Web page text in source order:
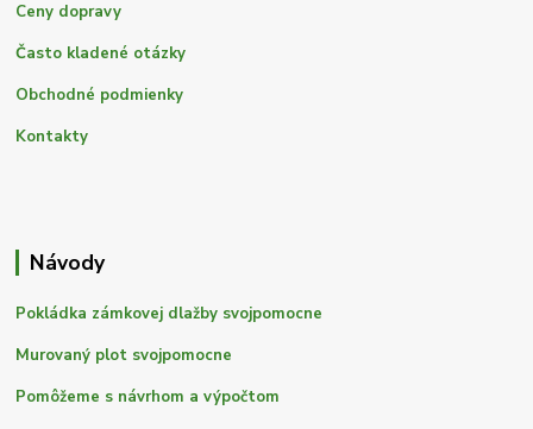
Ceny dopravy
Často kladené otázky
Obchodné podmienky
Kontakty
Návody
Pokládka zámkovej dlažby svojpomocne
Murovaný plot svojpomocne
Pomôžeme s návrhom a výpočtom